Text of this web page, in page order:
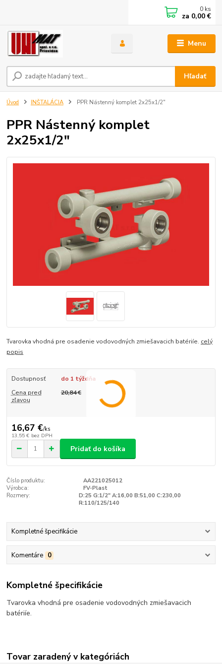
Menu
Hľadať
0 ks
za 0,00 €
Úvod INŠTALÁCIA PPR Nástenný komplet 2x25x1/2"
PPR Nástenný komplet
2x25x1/2"
Tvarovka vhodná pre osadenie vodovodných zmiešavacich batériíe. celý
popis
Dostupnosť
do 1 týždňa
Cena pred
zľavou
20,84 €
16,67 €/ks
13,55 € bez DPH
Pridať do košíka
Číslo produktu:
AA221025012
Výrobca:
FV-Plast
Rozmery:
D:25 G:1/2" A:16,00 B:51,00 C:230,00
R:110/125/140
Kompletné špecifikácie
Komentáre 0
Kompletné špecifikácie
Tvarovka vhodná pre osadenie vodovodných zmiešavacich
batériíe.
Tovar zaradený v kategóriách